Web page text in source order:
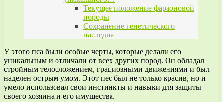
Текущее положение фараоновой
породы
Сохранение генетического
наследия
У этого пса были особые черты, которые делали его
уникальным и отличали от всех других пород. Он обладал
стройным телосложением, грациозными движениями и был
наделен острым умом. Этот пес был не только красив, но и
умело использовал свои инстинкты и навыки для защиты
своего хозяина и его имущества.